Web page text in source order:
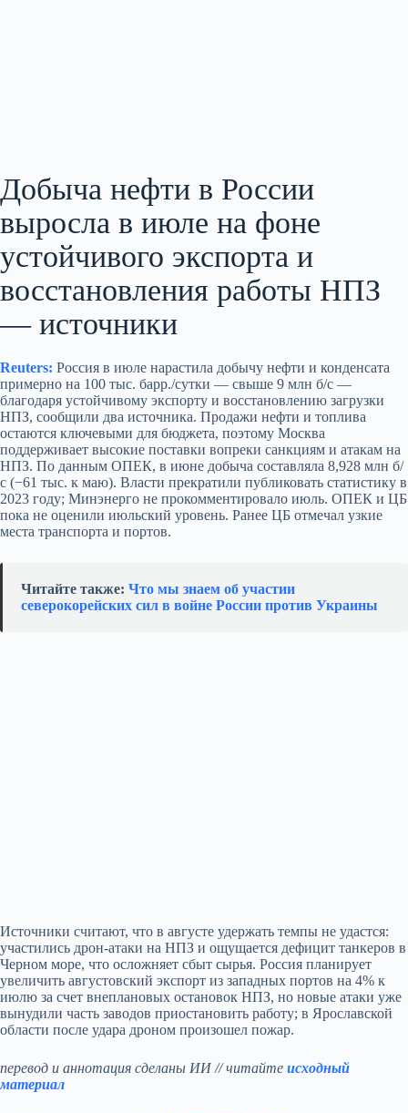
Добыча нефти в России
выросла в июле на фоне
устойчивого экспорта и
восстановления работы НПЗ
— источники
Reuters: Россия в июле нарастила добычу нефти и конденсата
примерно на 100 тыс. барр./сутки — свыше 9 млн б/с —
благодаря устойчивому экспорту и восстановлению загрузки
НПЗ, сообщили два источника. Продажи нефти и топлива
остаются ключевыми для бюджета, поэтому Москва
поддерживает высокие поставки вопреки санкциям и атакам на
НПЗ. По данным ОПЕК, в июне добыча составляла 8,928 млн б/
с (−61 тыс. к маю). Власти прекратили публиковать статистику в
2023 году; Минэнерго не прокомментировало июль. ОПЕК и ЦБ
пока не оценили июльский уровень. Ранее ЦБ отмечал узкие
места транспорта и портов.
Читайте также: Что мы знаем об участии
северокорейских сил в войне России против Украины
Источники считают, что в августе удержать темпы не удастся:
участились дрон-атаки на НПЗ и ощущается дефицит танкеров в
Черном море, что осложняет сбыт сырья. Россия планирует
увеличить августовский экспорт из западных портов на 4% к
июлю за счет внеплановых остановок НПЗ, но новые атаки уже
вынудили часть заводов приостановить работу; в Ярославской
области после удара дроном произошел пожар.
перевод и аннотация сделаны ИИ // читайте исходный
материал